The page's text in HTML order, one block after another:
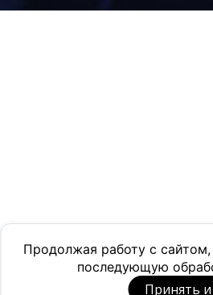
Продолжая работу с
последующую
Принять